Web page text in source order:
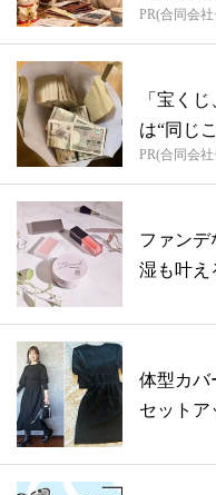
PR(合同会
「宝く
は“同じ
PR(合同会
ファンデ
湿も叶え
体型カバ
セットア